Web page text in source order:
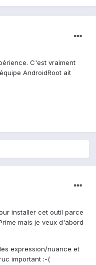
C'est vraiment
AndroidRoot ait
installer cet outil parce
mais je veux d'abord
expression/nuance et
important :-(